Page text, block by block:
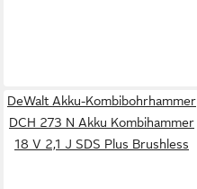
DeWalt Akku-Kombibohrhammer
DCH 273 N Akku Kombihammer
18 V 2,1 J SDS Plus Brushless